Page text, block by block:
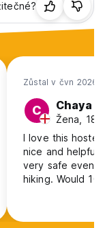
Zůstal v čvn 2026
C Chaya
Žena, 18-
I love this
nice and helpful
very safe even
hiking. Would
booking again